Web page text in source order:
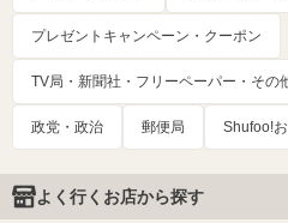
プレゼントキャンペーン・クーポン
TV局・新聞社・フリーペーパー・その
政党・政治 郵便局 Shufoo!
よく行くお店から探す